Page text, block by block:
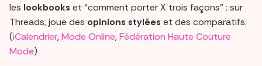
les lookbooks et “comment porter X trois façons” ; sur
Threads, joue des opinions stylées et des comparatifs.
(iCalendrier,Mode Online,Fédération Haute Couture
Mode)